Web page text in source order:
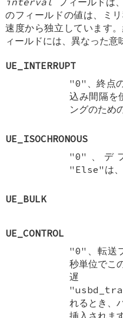
のフィールドの値は、ミ
速度から独立しています
ィールドには、異なった意
UE_INTERRUPT
"0"、終点
込み間隔
ングのため
UE_ISOCHRONOUS
"0"、デ
"Else"は、
UE_BULK
UE_CONTROL
"0"、転送
秒単位でこ
遅
れるとき、
挿入されます